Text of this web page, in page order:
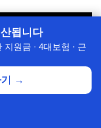
됩니다
지원금 · 4대보험 · 근
기 →